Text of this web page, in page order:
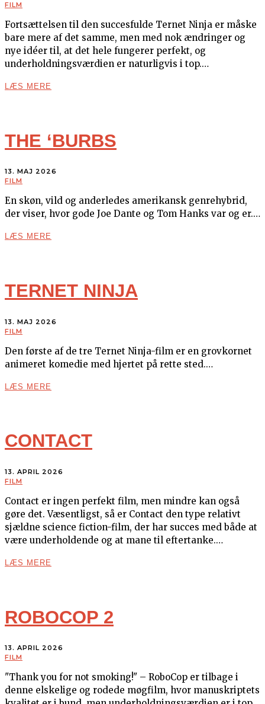
FILM
Fortsættelsen til den succesfulde Ternet Ninja er måske
bare mere af det samme, men med nok ændringer og
nye idéer til, at det hele fungerer perfekt, og
underholdningsværdien er naturligvis i top.…
LÆS MERE
THE ‘BURBS
13. MAJ 2026
FILM
En skøn, vild og anderledes amerikansk genrehybrid,
der viser, hvor gode Joe Dante og Tom Hanks var og er.…
LÆS MERE
TERNET NINJA
13. MAJ 2026
FILM
Den første af de tre Ternet Ninja-film er en grovkornet
animeret komedie med hjertet på rette sted.…
LÆS MERE
CONTACT
13. APRIL 2026
FILM
Contact er ingen perfekt film, men mindre kan også
gøre det. Væsentligst, så er Contact den type relativt
sjældne science fiction-film, der har succes med både at
være underholdende og at mane til eftertanke.…
LÆS MERE
ROBOCOP 2
13. APRIL 2026
FILM
"Thank you for not smoking!" – RoboCop er tilbage i
denne elskelige og rodede møgfilm, hvor manuskriptets